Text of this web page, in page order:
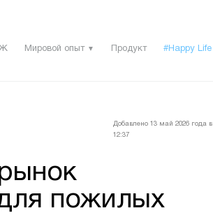
Мировой опыт ▼ Продукт #Happy Life
Добавлено 13 май 2026 года в
12:37
пожилых